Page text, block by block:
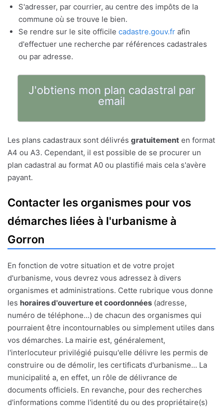
S'adresser, par courrier, au centre des impôts de la
commune où se trouve le bien.
Se rendre sur le site officile cadastre.gouv.fr afin
d'effectuer une recherche par références cadastrales
ou par adresse.
J'obtiens mon plan cadastral par
email
Les plans cadastraux sont délivrés gratuitement en format
A4 ou A3. Cependant, il est possible de se procurer un
plan cadastral au format A0 ou plastifié mais cela s'avère
payant.
Contacter les organismes pour vos
démarches liées à l'urbanisme à
Gorron
En fonction de votre situation et de votre projet
d'urbanisme, vous devrez vous adressez à divers
organismes et administrations. Cette rubrique vous donne
les horaires d'ouverture et coordonnées (adresse,
numéro de téléphone...) de chacun des organismes qui
pourraient être incontournables ou simplement utiles dans
vos démarches. La mairie est, généralement,
l'interlocuteur privilégié puisqu'elle délivre les permis de
construire ou de démolir, les certificats d'urbanisme... La
municipalité a, en effet, un rôle de délivrance de
documents officiels. En revanche, pour des recherches
d'informations comme l'identité du ou des propriétaire(s)